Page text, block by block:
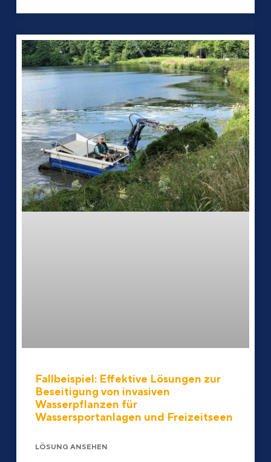
Fallbeispiel: Effektive Lösungen zur
Beseitigung von invasiven
Wasserpflanzen für
Wassersportanlagen und Freizeitseen
LÖSUNG ANSEHEN